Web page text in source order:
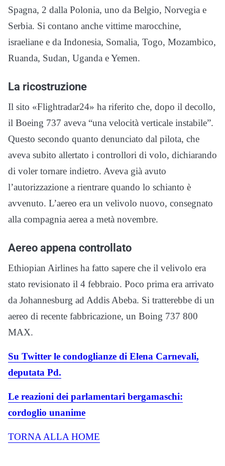
Spagna, 2 dalla Polonia, uno da Belgio, Norvegia e
Serbia. Si contano anche vittime marocchine,
israeliane e da Indonesia, Somalia, Togo, Mozambico,
Ruanda, Sudan, Uganda e Yemen.
La ricostruzione
Il sito «Flightradar24» ha riferito che, dopo il decollo,
il Boeing 737 aveva “una velocità verticale instabile”.
Questo secondo quanto denunciato dal pilota, che
aveva subito allertato i controllori di volo, dichiarando
di voler tornare indietro. Aveva già avuto
l’autorizzazione a rientrare quando lo schianto è
avvenuto. L’aereo era un velivolo nuovo, consegnato
alla compagnia aerea a metà novembre.
Aereo appena controllato
Ethiopian Airlines ha fatto sapere che il velivolo era
stato revisionato il 4 febbraio. Poco prima era arrivato
da Johannesburg ad Addis Abeba. Si tratterebbe di un
aereo di recente fabbricazione, un Boing 737 800
MAX.
Su Twitter le condoglianze di Elena Carnevali,
deputata Pd.
Le reazioni dei parlamentari bergamaschi:
cordoglio unanime
TORNA ALLA HOME